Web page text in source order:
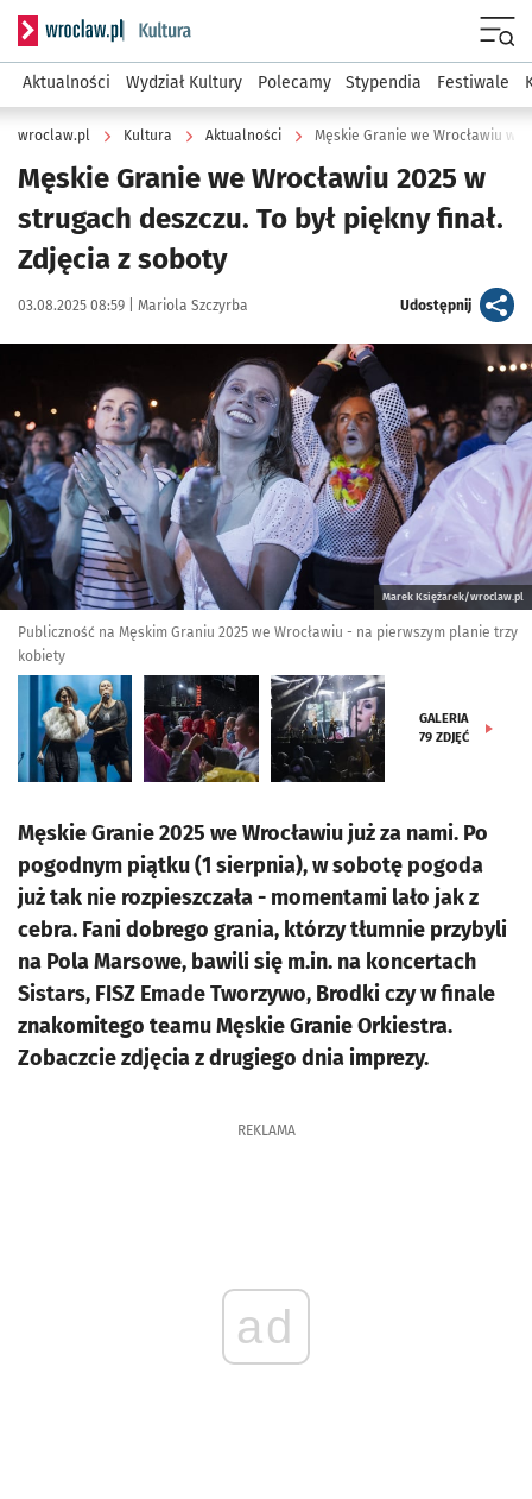
Serwis informacyjny wroclaw.pl podserwis: Kultura
Aktualności Wydział Kultury Polecamy Stypendia Festiwale
wroclaw.pl Kultura Aktualności Męskie Granie we Wrocławiu w
Męskie Granie we Wrocławiu 2025 w
strugach deszczu. To był piękny finał.
Zdjęcia z soboty
Data publikacji:
03.08.2025 08:59 | Autor:
Mariola Szczyrba Udostępnijartykuł
Kliknij, aby zobaczyć galerię
Marek Księżarek/wroclaw.pl
Publiczność na Męskim Graniu 2025 we Wrocławiu - na pierwszym planie trzy
kobiety
GALERIA
79 ZDJĘĆ
Męskie Granie 2025 we Wrocławiu już za nami. Po
pogodnym piątku (1 sierpnia), w sobotę pogoda
już tak nie rozpieszczała - momentami lało jak z
cebra. Fani dobrego grania, którzy tłumnie przybyli
na Pola Marsowe, bawili się m.in. na koncertach
Sistars, FISZ Emade Tworzywo, Brodki czy w finale
znakomitego teamu Męskie Granie Orkiestra.
Zobaczcie zdjęcia z drugiego dnia imprezy.
REKLAMA
ad